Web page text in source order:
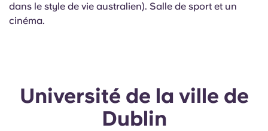
dans le style de vie australien). Salle de sport et un
cinéma.
Université de la ville de
Dublin